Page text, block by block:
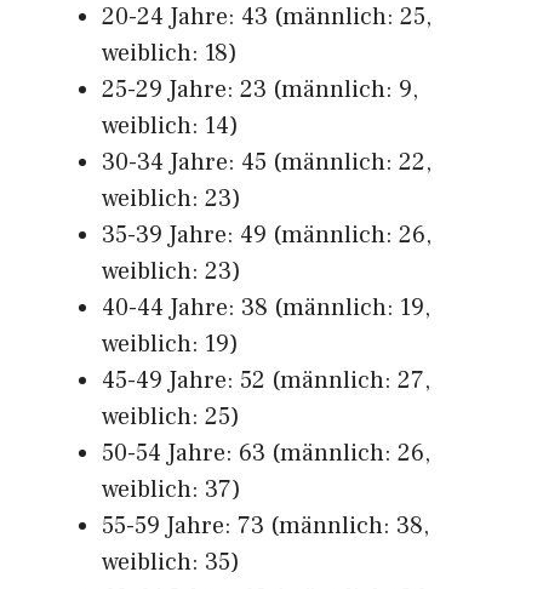
20-24 Jahre: 43 (männlich: 25,
weiblich: 18)
25-29 Jahre: 23 (männlich: 9,
weiblich: 14)
30-34 Jahre: 45 (männlich: 22,
weiblich: 23)
35-39 Jahre: 49 (männlich: 26,
weiblich: 23)
40-44 Jahre: 38 (männlich: 19,
weiblich: 19)
45-49 Jahre: 52 (männlich: 27,
weiblich: 25)
50-54 Jahre: 63 (männlich: 26,
weiblich: 37)
55-59 Jahre: 73 (männlich: 38,
weiblich: 35)